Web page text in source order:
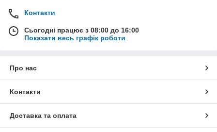
Контакти
Сьогодні працює з 08:00 до 16:00
Показати весь графік роботи
Про нас
Контакти
Доставка та оплата